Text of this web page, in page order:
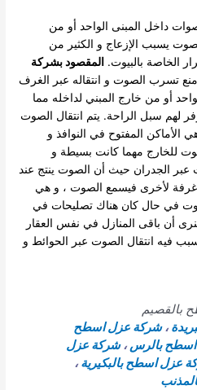
داخل المبنى الواحد أو من
يسبب الإزعاج و الكثير من
الخاصة بالبيوت. المقصود بشركة
تسرب الصوت و انتقاله عبر الغرف
أو من خارج المبني لداخله مما
لهم سبل الراحة. يتم انتقال الصوت
الأماكن المفتوح في النوافذ و
للخارج مهما كانت بسيطة و
عبر الجدران حيث أن الصوت ينتج عند
غرفة لأخرى فيسمع الصوت ، و هي
في حال كان هناك تصليحات في
أن باقى المنازل في نفس العقار
فيه انتقال الصوت عبر الحوائط و
بالقصيم
،شركة عزل اسطح
بالرس ،شركة عزل
عزل اسطح بالبكيرية ،